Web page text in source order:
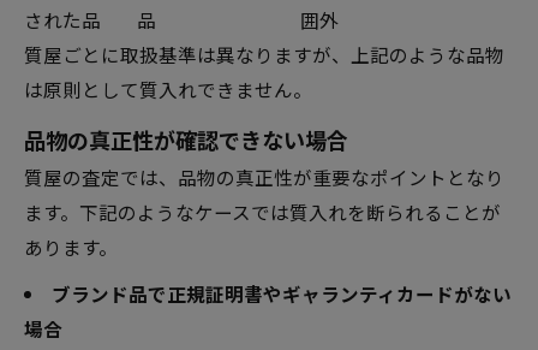
された品
品
囲外
質屋ごとに取扱基準は異なりますが、上記のような品物
は原則として質入れできません。
品物の真正性が確認できない場合
質屋の査定では、品物の真正性が重要なポイントとなり
ます。下記のようなケースでは質入れを断られることが
あります。
ブランド品で正規証明書やギャランティカードがない
場合